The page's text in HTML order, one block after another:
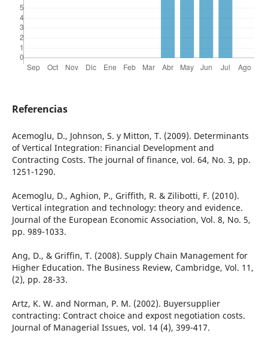
Referencias
Acemoglu, D., Johnson, S. y Mitton, T. (2009). Determinants
of Vertical Integration: Financial Development and
Contracting Costs. The journal of finance, vol. 64, No. 3, pp.
1251-1290.
Acemoglu, D., Aghion, P., Griffith, R. & Zilibotti, F. (2010).
Vertical integration and technology: theory and evidence.
Journal of the European Economic Association, Vol. 8, No. 5,
pp. 989-1033.
Ang, D., & Griffin, T. (2008). Supply Chain Management for
Higher Education. The Business Review, Cambridge, Vol. 11,
(2), pp. 28-33.
Artz, K. W. and Norman, P. M. (2002). Buyersupplier
contracting: Contract choice and expost negotiation costs.
Journal of Managerial Issues, vol. 14 (4), 399-417.